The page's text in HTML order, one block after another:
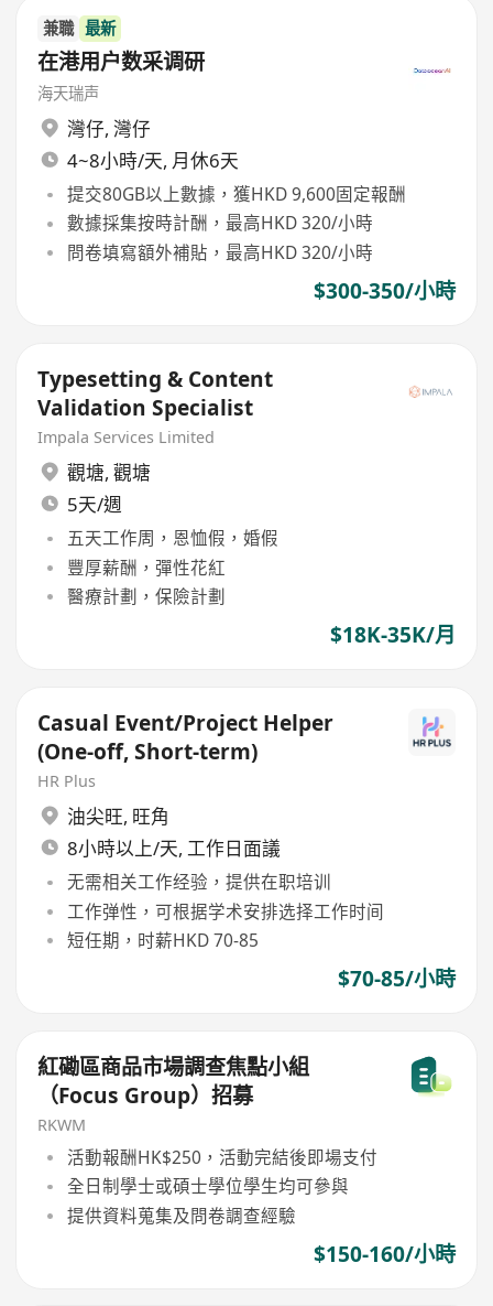
兼職 最新
在港用户数采调研
海天瑞声
灣仔, 灣仔
4~8小時/天, 月休6天
提交80GB以上數據，獲HKD 9,600固定報酬
數據採集按時計酬，最高HKD 320/小時
問卷填寫額外補貼，最高HKD 320/小時
$300-350/小時
Typesetting & Content
Validation Specialist
Impala Services Limited
觀塘, 觀塘
5天/週
五天工作周，恩恤假，婚假
豐厚薪酬，彈性花紅
醫療計劃，保險計劃
$18K-35K/月
Casual Event/Project Helper
(One-off, Short-term)
HR Plus
油尖旺, 旺角
8小時以上/天, 工作日面議
无需相关工作经验，提供在职培训
工作弹性，可根据学术安排选择工作时间
短任期，时薪HKD 70-85
$70-85/小時
紅磡區商品市場調查焦點小組
（Focus Group）招募
RKWM
活動報酬HK$250，活動完結後即場支付
全日制學士或碩士學位學生均可參與
提供資料蒐集及問卷調查經驗
$150-160/小時